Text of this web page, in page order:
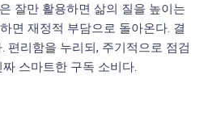
잘만 활용하면 삶의 질을 높이는
면 재정적 부담으로 돌아온다. 결
. 편리함을 누리되, 주기적으로 점검
스마트한 구독 소비다.